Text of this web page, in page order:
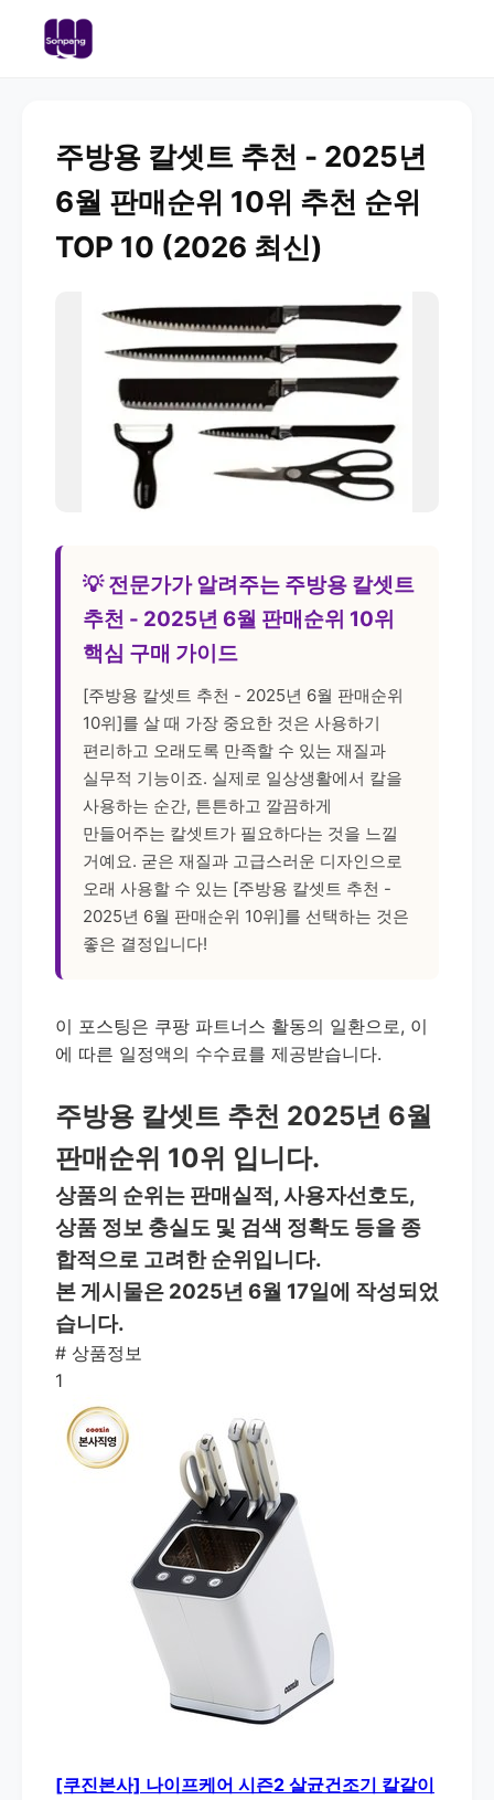
주방용 칼셋트 추천 - 2025년
6월 판매순위 10위 추천 순위
TOP 10 (2026 최신)
💡 전문가가 알려주는 주방용 칼셋트
추천 - 2025년 6월 판매순위 10위
핵심 구매 가이드
[주방용 칼셋트 추천 - 2025년 6월 판매순위
10위]를 살 때 가장 중요한 것은 사용하기
편리하고 오래도록 만족할 수 있는 재질과
실무적 기능이죠. 실제로 일상생활에서 칼을
사용하는 순간, 튼튼하고 깔끔하게
만들어주는 칼셋트가 필요하다는 것을 느낄
거예요. 굳은 재질과 고급스러운 디자인으로
오래 사용할 수 있는 [주방용 칼셋트 추천 -
2025년 6월 판매순위 10위]를 선택하는 것은
좋은 결정입니다!
이 포스팅은 쿠팡 파트너스 활동의 일환으로, 이
에 따른 일정액의 수수료를 제공받습니다.
주방용 칼셋트 추천 2025년 6월
판매순위 10위 입니다.
상품의 순위는 판매실적, 사용자선호도,
상품 정보 충실도 및 검색 정확도 등을 종
합적으로 고려한 순위입니다.
본 게시물은 2025년 6월 17일에 작성되었
습니다.
# 상품정보
1
[쿠진본사] 나이프케어 시즌2 살균건조기 칼갈이